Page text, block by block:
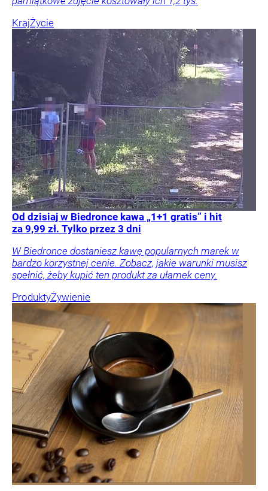
KrajŻycie
Od dzisiaj w Biedronce kawa „1+1 gratis” i hit
za 9,99 zł. Tylko przez 3 dni
W Biedronce dostaniesz kawę popularnych marek w
bardzo korzystnej cenie. Zobacz, jakie warunki musisz
spełnić, żeby kupić ten produkt za ułamek ceny.
ProduktyŻywienie